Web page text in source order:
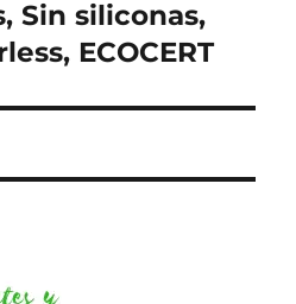
Sin siliconas,
ECOCERT